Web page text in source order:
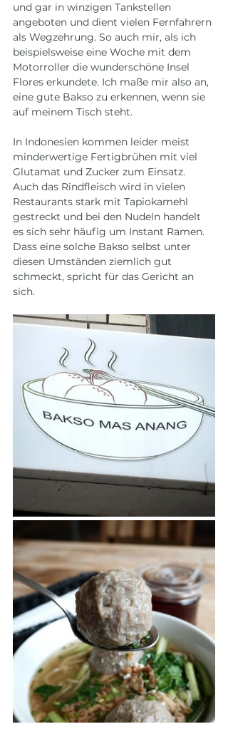
und gar in winzigen Tankstellen
angeboten und dient vielen Fernfahrern
als Wegzehrung. So auch mir, als ich
beispielsweise eine Woche mit dem
Motorroller die wunderschöne Insel
Flores erkundete. Ich maße mir also an,
eine gute Bakso zu erkennen, wenn sie
auf meinem Tisch steht.
In Indonesien kommen leider meist
minderwertige Fertigbrühen mit viel
Glutamat und Zucker zum Einsatz.
Auch das Rindfleisch wird in vielen
Restaurants stark mit Tapiokamehl
gestreckt und bei den Nudeln handelt
es sich sehr häufig um Instant Ramen.
Dass eine solche Bakso selbst unter
diesen Umständen ziemlich gut
schmeckt, spricht für das Gericht an
sich.